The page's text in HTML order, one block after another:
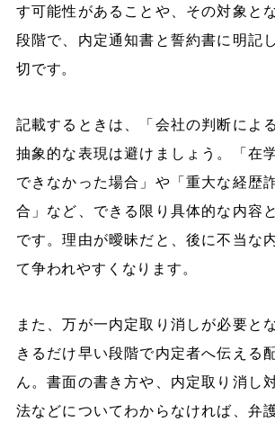
す可能性があることや、その対象と
段階で、内定通知書と誓約書に明記
切です。
記載するときは、「会社の判断によ
抽象的な表現は避けましょう。「在
できなかった場合」や「重大な経歴
合」など、できる限り具体的な内容
です。理由が曖昧だと、後に不当な
て争われやすくなります。
また、万が一内定取り消しが必要と
きるだけ早い段階で内定者へ伝える
ん。書面の書き方や、内定取り消し
法などについてわからなければ、弁